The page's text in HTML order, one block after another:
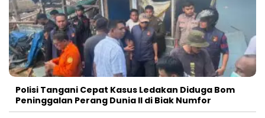
Polisi Tangani Cepat Kasus Ledakan Diduga Bom
Peninggalan Perang Dunia II di Biak Numfor